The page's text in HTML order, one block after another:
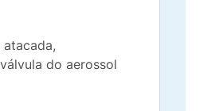
do aerossol